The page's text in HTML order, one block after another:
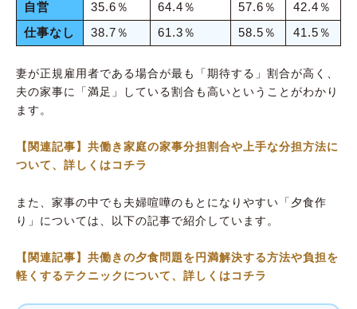
自営
35.6％ 64.4％ 57.6％
42.4％
仕事なし
38.7％ 61.3％ 58.5％ 41.5％
妻が正規雇用者である場合が最も「期待する」割合が高く、
夫の家事に「満足」している割合も高いということがわかり
ます。
【関連記事】共働き家庭の家事分担割合や上手な分担方法に
ついて、詳しくはコチラ
また、家事の中でも夫婦喧嘩のもとになりやすい「夕食作
り」については、以下の記事で紹介しています。
【関連記事】共働きの夕食問題を円満解決する方法や負担を
軽くするテクニックについて、詳しくはコチラ